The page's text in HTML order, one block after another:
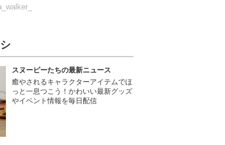
スヌーピーたちの最新ニュース
癒やされるキャラクターアイテムでほ
っと一息つこう！かわいい最新グッズ
やイベント情報を毎日配信